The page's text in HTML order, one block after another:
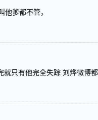
他爹都不管，
就只有他完全失踪 刘烨微博